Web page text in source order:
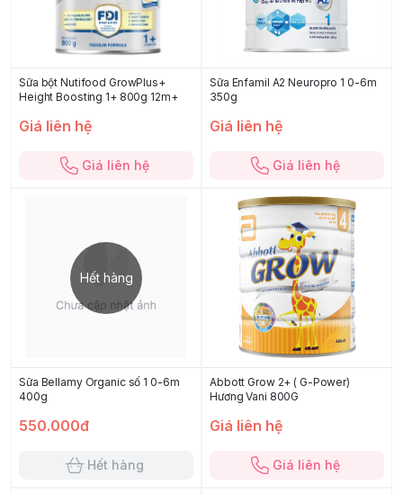
Sữa bột Nutifood GrowPlus+
Height Boosting 1+ 800g 12m+
Giá liên hệ
Giá liên hệ
Sữa Enfamil A2 Neuropro 1 0-6m
350g
Giá liên hệ
Giá liên hệ
Hết hàng
Sữa Bellamy Organic số 1 0-6m
400g
550.000đ
Hết hàng
Abbott Grow 2+ ( G-Power)
Hương Vani 800G
Giá liên hệ
Giá liên hệ